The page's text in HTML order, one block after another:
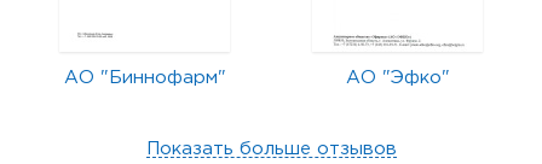
АО "Биннофарм" АО "Эфко"
Показать больше отзывов